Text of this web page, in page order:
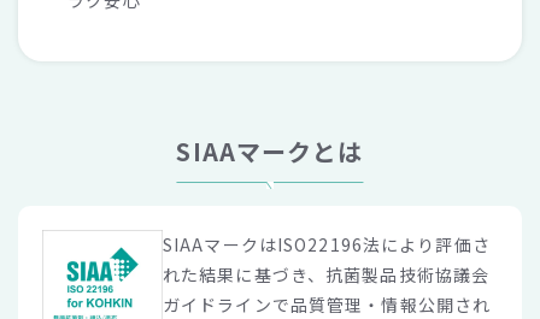
SIAAマークとは
SIAAマークはISO22196法により評価さ
れた結果に基づき、抗菌製品技術協議会
ガイドラインで品質管理・情報公開され